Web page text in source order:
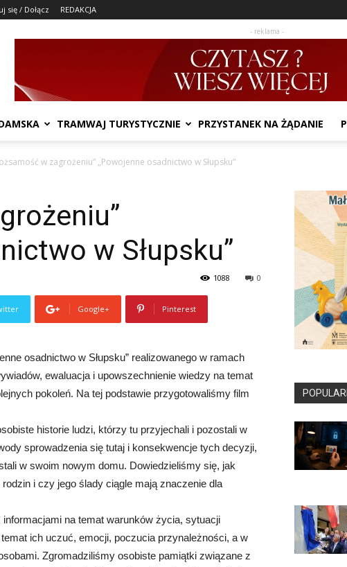
się / Dołącz REDAKCJA
- reklama -
TRAMWAJ TURYSTYCZNIE PRZYSTANEK NA ŻĄDANIE
w zagrożeniu” „Powojenne osadnictwo w Słupsku”
w Słupsku”
0
1088
Google+ Pinterest
osadnictwo w Słupsku” realizowanego w ramach
ewaluacja i upowszechnienie wiedzy na temat
pokoleń. Na tej podstawie przygotowaliśmy film
historie ludzi, którzy tu przyjechali i pozostali w
sprowadzenia się tutaj i konsekwencje tych decyzji,
w swoim nowym domu. Dowiedzieliśmy się, jak
rodzin i czy jego ślady ciągle mają znaczenie dla
na temat warunków życia, sytuacji
ich uczuć, emocji, poczucia przynależności, a w
Zgromadziliśmy osobiste pamiątki związane z